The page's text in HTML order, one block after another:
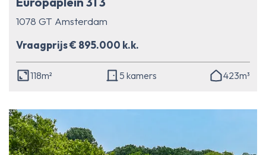
1078 GT Amsterdam
Vraagprijs € 895.000 k.k.
118m² 5 kamers 423m³